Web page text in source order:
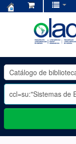
OLADE
-